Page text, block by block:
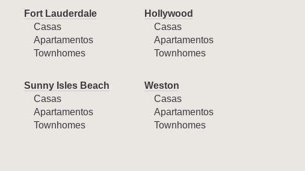
Fort Lauderdale
Casas
Apartamentos
Townhomes
Hollywood
Casas
Apartamentos
Townhomes
Sunny Isles Beach
Casas
Apartamentos
Townhomes
Weston
Casas
Apartamentos
Townhomes